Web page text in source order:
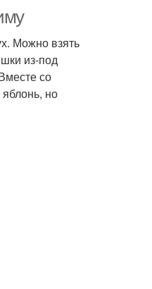
Можно взять
из-под
со
но